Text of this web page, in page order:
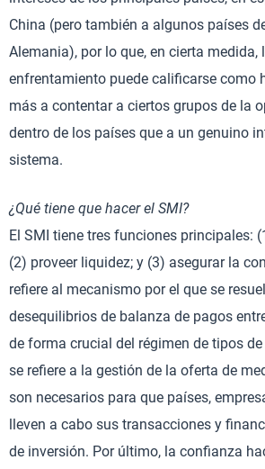
China (pero también a algunos países
Alemania), por lo que, en cierta medida,
enfrentamiento puede calificarse como
más a contentar a ciertos grupos de la
dentro de los países que a un genuino
sistema.
¿Qué tiene que hacer el SMI?
El SMI tiene tres funciones principales:
(2) proveer liquidez; y (3) asegurar la
refiere al mecanismo por el que se
desequilibrios de balanza de pagos
de forma crucial del régimen de tipos
se refiere a la gestión de la oferta de
son necesarios para que países,
lleven a cabo sus transacciones y
de inversión. Por último, la confianza